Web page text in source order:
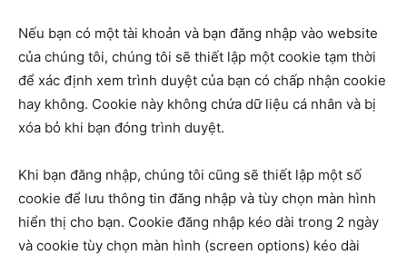
Nếu bạn có một tài khoản và bạn đăng nhập vào website
của chúng tôi, chúng tôi sẽ thiết lập một cookie tạm thời
để xác định xem trình duyệt của bạn có chấp nhận cookie
hay không. Cookie này không chứa dữ liệu cá nhân và bị
xóa bỏ khi bạn đóng trình duyệt.
Khi bạn đăng nhập, chúng tôi cũng sẽ thiết lập một số
cookie để lưu thông tin đăng nhập và tùy chọn màn hình
hiển thị cho bạn. Cookie đăng nhập kéo dài trong 2 ngày
và cookie tùy chọn màn hình (screen options) kéo dài